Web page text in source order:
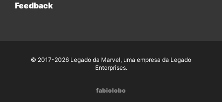
Feedback
© 2017-2026 Legado da Marvel, uma empresa da Legado
Enterprises.
fabiolobo